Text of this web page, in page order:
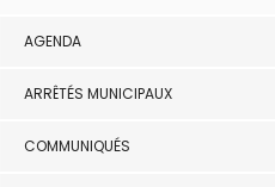
AGENDA
ARRÊTÉS MUNICIPAUX
COMMUNIQUÉS